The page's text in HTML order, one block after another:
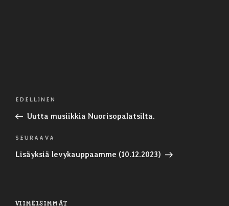
Edellinen
artikkeli
EDELLINEN
Uutta musiikkia Nuorisopalatsilta.
Seuraava
artikkeli
SEURAAVA
Lisäyksiä levykauppaamme (10.12.2023)
VIIMEISIMMÄT